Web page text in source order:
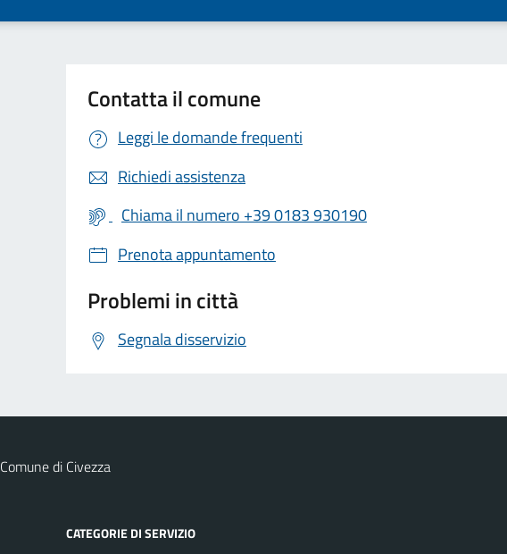
Contatta il comune
Leggi le domande frequenti
Richiedi assistenza
Chiama il numero +39 0183 930190
Prenota appuntamento
Problemi in città
Segnala disservizio
Comune di Civezza
CATEGORIE DI SERVIZIO